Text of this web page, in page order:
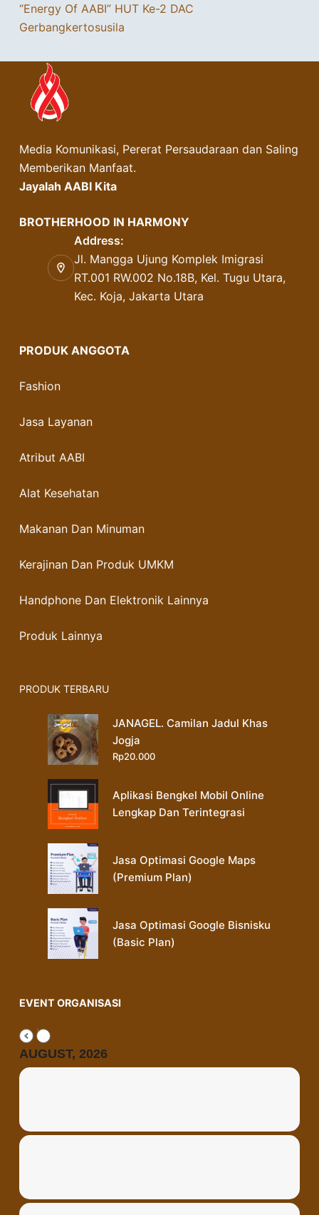
“Energy Of AABI” HUT Ke-2 DAC
Gerbangkertosusila
Media Komunikasi, Pererat Persaudaraan dan Saling
Memberikan Manfaat.
Jayalah AABI Kita
BROTHERHOOD IN HARMONY
Address:
Jl. Mangga Ujung Komplek Imigrasi
RT.001 RW.002 No.18B, Kel. Tugu Utara,
Kec. Koja, Jakarta Utara
PRODUK ANGGOTA
Fashion
Jasa Layanan
Atribut AABI
Alat Kesehatan
Makanan Dan Minuman
Kerajinan Dan Produk UMKM
Handphone Dan Elektronik Lainnya
Produk Lainnya
PRODUK TERBARU
JANAGEL. Camilan Jadul Khas
Jogja
Rp20.000
Aplikasi Bengkel Mobil Online
Lengkap Dan Terintegrasi
Jasa Optimasi Google Maps
(Premium Plan)
Jasa Optimasi Google Bisnisku
(Basic Plan)
EVENT ORGANISASI
AUGUST, 2026